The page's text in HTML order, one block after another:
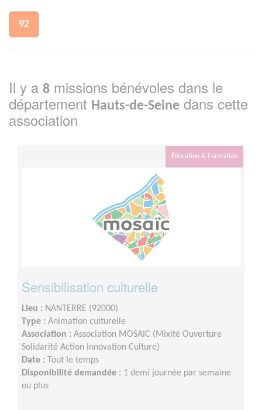
92
Il y a 8 missions bénévoles dans le
département Hauts-de-Seine dans cette
association
Éducation & Formation
Sensibilisation culturelle
Lieu : NANTERRE (92000)
Type : Animation culturelle
Association : Association MOSAIC (Mixité Ouverture
Solidarité Action Innovation Culture)
Date : Tout le temps
Disponibilité demandée : 1 demi journée par semaine
ou plus